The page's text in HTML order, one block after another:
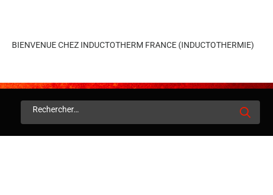
BIENVENUE CHEZ INDUCTOTHERM FRANCE (INDUCTOTHERMIE)
Rechercher :